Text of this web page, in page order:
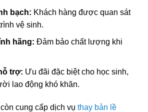
bạch: Khách hàng được quan sát
vệ sinh.
hãng: Đảm bảo chất lượng khi
trợ: Ưu đãi đặc biệt cho học sinh,
lao động khó khăn.
cung cấp dịch vụ thay bản lề